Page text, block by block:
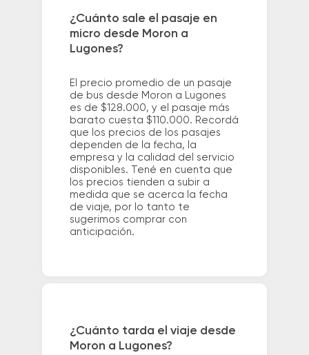
¿Cuánto sale el pasaje en
micro desde Moron a
Lugones?
El precio promedio de un pasaje
de bus desde Moron a Lugones
es de $128.000, y el pasaje más
barato cuesta $110.000. Recordá
que los precios de los pasajes
dependen de la fecha, la
empresa y la calidad del servicio
disponibles. Tené en cuenta que
los precios tienden a subir a
medida que se acerca la fecha
de viaje, por lo tanto te
sugerimos comprar con
anticipación.
¿Cuánto tarda el viaje desde
Moron a Lugones?